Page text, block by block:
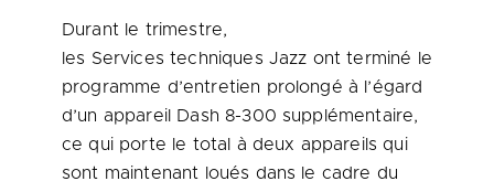
Durant le trimestre,
les Services techniques Jazz ont terminé le
programme d’entretien prolongé à l’égard
d’un appareil Dash 8-300 supplémentaire,
ce qui porte le total à deux appareils qui
sont maintenant loués dans le cadre du